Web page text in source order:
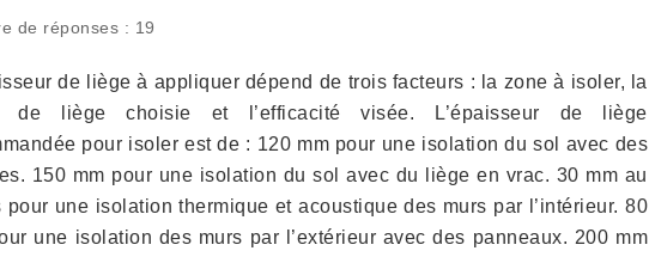
de réponses : 19
de liège à appliquer dépend de trois facteurs : la zone à isoler, la
de liège choisie et l’efficacité visée. L’épaisseur de liège
pour isoler est de : 120 mm pour une isolation du sol avec des
150 mm pour une isolation du sol avec du liège en vrac. 30 mm au
pour une isolation thermique et acoustique des murs par l’intérieur. 80
une isolation des murs par l’extérieur avec des panneaux. 200 mm